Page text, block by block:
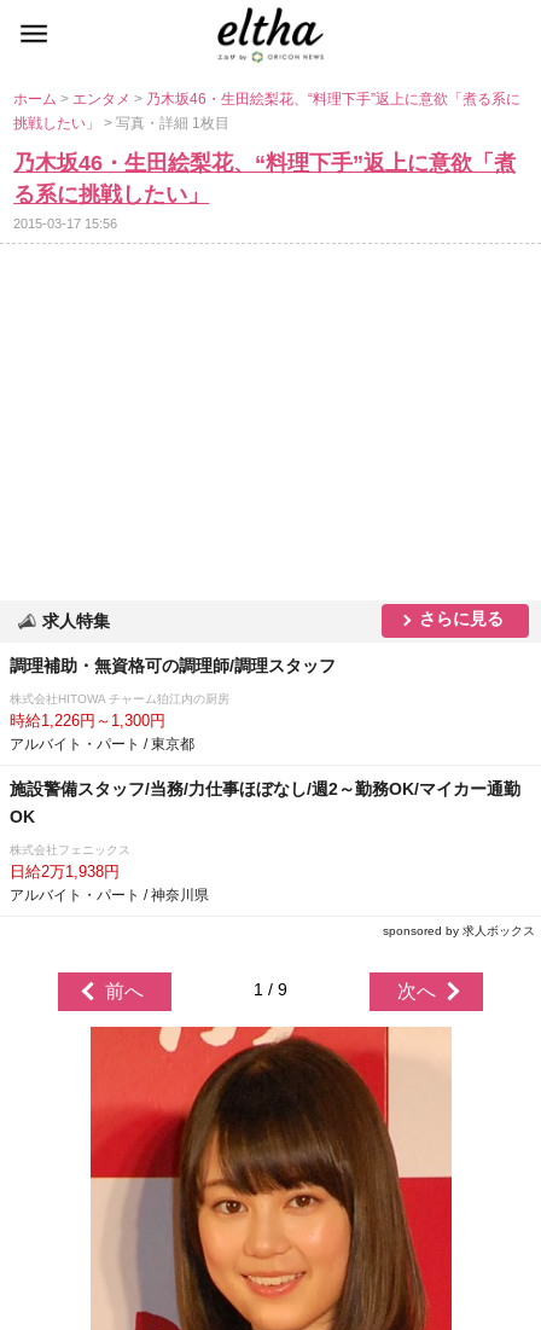
ホーム> エンタメ> 乃木坂46・生田絵梨花、“料理下手”返上に意欲「煮る系に
挑戦したい」> 写真・詳細 1枚目
乃木坂46・生田絵梨花、“料理下手”返上に意欲「煮
る系に挑戦したい」
2015-03-17 15:56
求人特集 さらに見る
調理補助・無資格可の調理師/調理スタッフ
株式会社HITOWA チャーム狛江内の厨房
時給1,226円～1,300円
アルバイト・パート / 東京都
施設警備スタッフ/当務/力仕事ほぼなし/週2～勤務OK/マイカー通勤
OK
株式会社フェニックス
日給2万1,938円
アルバイト・パート / 神奈川県
sponsored by 求人ボックス
前へ 1 / 9 次へ